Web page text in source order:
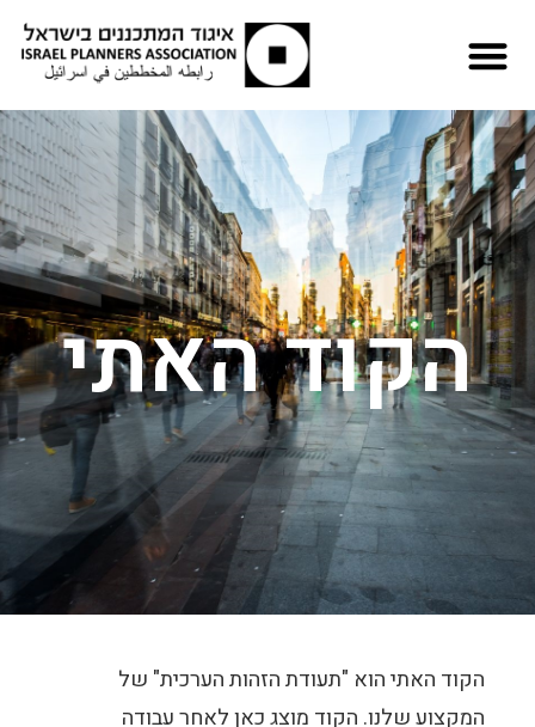
הקוד האתי
הקוד האתי הוא "תעודת הזהות הערכית" של
המקצוע שלנו. הקוד מוצג כאן לאחר עבודה